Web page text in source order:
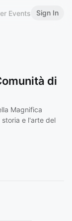
Events Sign In
di
Magnifica
storia e l'arte del